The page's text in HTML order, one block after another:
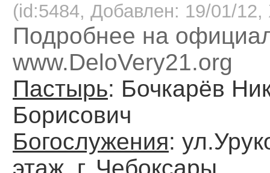
(id:5484, Добавлен: 19/01/12,
Подробнее на
www.DeloVery21.org
Пастырь: Бочкарёв
Борисович
Богослужения: